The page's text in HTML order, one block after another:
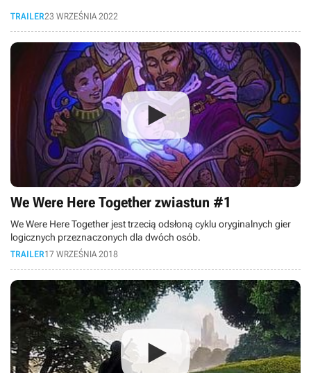
TRAILER23 WRZEŚNIA 2022
We Were Here Together zwiastun #1
We Were Here Together jest trzecią odsłoną cyklu oryginalnych gier
logicznych przeznaczonych dla dwóch osób.
TRAILER17 WRZEŚNIA 2018